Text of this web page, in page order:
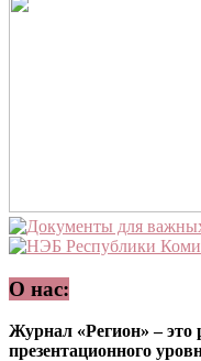
О нас:
Журнал «Регион» – это
презентационного